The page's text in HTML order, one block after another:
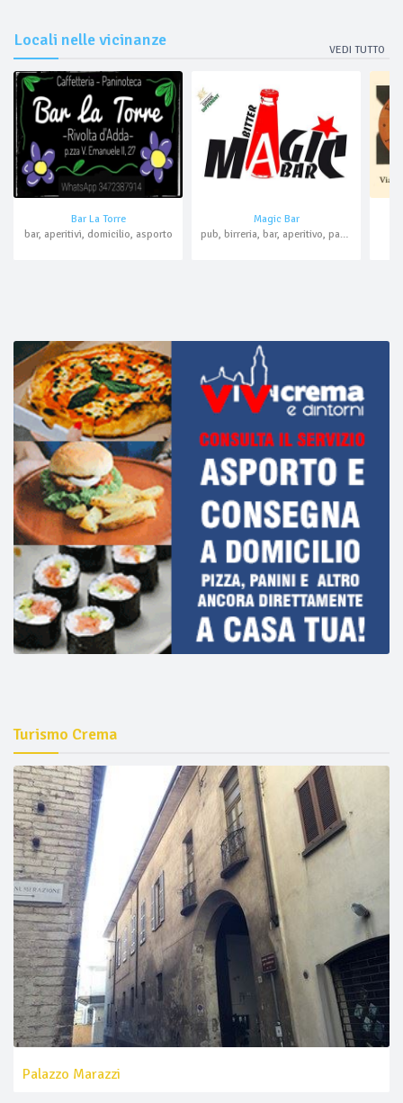
Locali nelle vicinanze
VEDI TUTTO
Bar La Torre
bar, aperitivi, domicilio, asporto
Magic Bar
pub, birreria, bar, aperitivo, paninoteca
Turismo Crema
Palazzo Marazzi